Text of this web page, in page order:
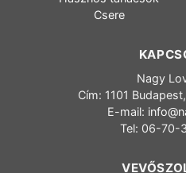
Csere
Nagy
Cím: 1101
E-mail:
Tel: 06-70-